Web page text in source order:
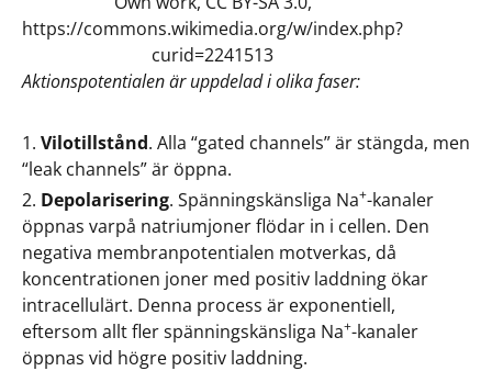
https://commons.wikimedia.org/w/index.php?
curid=2241513
Aktionspotentialen är uppdelad i olika faser:
Vilotillstånd. Alla “gated channels” är stängda, men
“leak channels” är öppna.
Depolarisering. Spänningskänsliga Na+-kanaler
öppnas varpå natriumjoner flödar in i cellen. Den
negativa membranpotentialen motverkas, då
koncentrationen joner med positiv laddning ökar
intracellulärt. Denna process är exponentiell,
eftersom allt fler spänningskänsliga Na+-kanaler
öppnas vid högre positiv laddning.